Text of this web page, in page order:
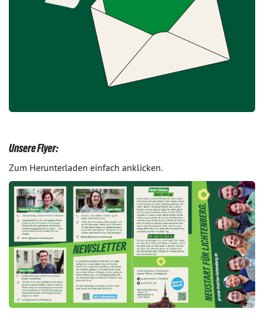
Unsere Flyer:
Zum Herunterladen einfach anklicken.